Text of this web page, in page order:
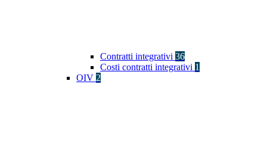
Contratti integrativi 36
Costi contratti integrativi 1
OIV 2